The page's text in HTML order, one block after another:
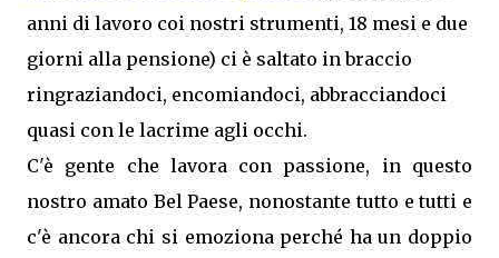
anni di lavoro coi nostri strumenti, 18 mesi e due
giorni alla pensione) ci è saltato in braccio
ringraziandoci, encomiandoci, abbracciandoci
quasi con le lacrime agli occhi.
C'è gente che lavora con passione, in questo
nostro amato Bel Paese, nonostante tutto e tutti e
c'è ancora chi si emoziona perché ha un doppio